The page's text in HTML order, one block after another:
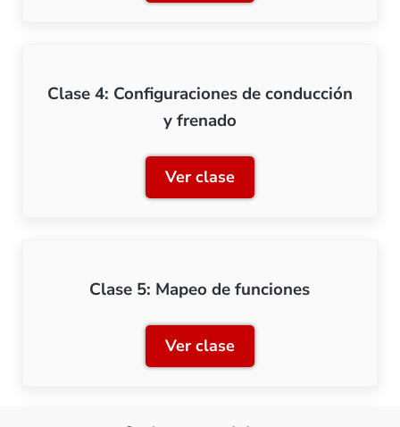
Clase 4: Configuraciones de conducción
y frenado
Ver claseClase 4: Configuraciones
Clase 5: Mapeo de funciones
Ver claseClase 5: Mapeo de